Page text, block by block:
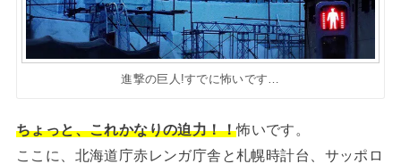
進撃の巨人!すでに怖いです…
ちょっと、これかなりの迫力！！怖いです。
ここに、北海道庁赤レンガ庁舎と札幌時計台、サッポロ